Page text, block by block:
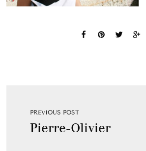
PREVIOUS POST
Pierre-Olivier